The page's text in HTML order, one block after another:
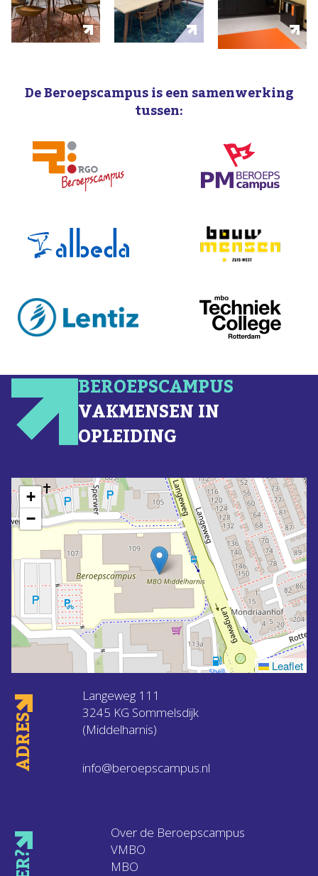
De Beroepscampus is een samenwerking
tussen:
BEROEPSCAMPUS
VAKMENSEN IN
OPLEIDING
+
−
Leaflet
ADRES
Langeweg 111
3245 KG Sommelsdijk
(Middelharnis)
info@beroepscampus.nl
Over de Beroepscampus
VMBO
MBO